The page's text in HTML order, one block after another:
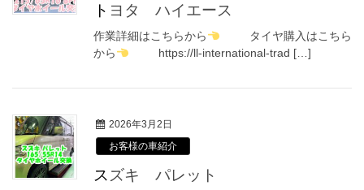
トヨタ ハイエース
作業詳細はこちらから
タイヤ購入はこちら
から
https://ll-international-trad […]
2026年3月2日
お客様の車紹介
スズキ パレット